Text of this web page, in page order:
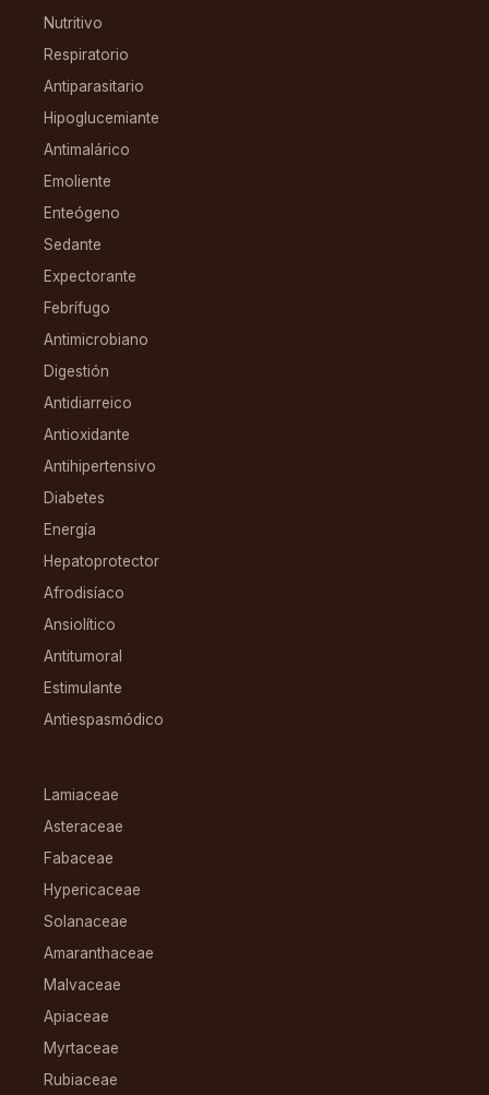
Nutritivo
Respiratorio
Antiparasitario
Hipoglucemiante
Antimalárico
Emoliente
Enteógeno
Sedante
Expectorante
Febrífugo
Antimicrobiano
Digestión
Antidiarreico
Antioxidante
Antihipertensivo
Diabetes
Energía
Hepatoprotector
Afrodisíaco
Ansiolítico
Antitumoral
Estimulante
Antiespasmódico
Lamiaceae
Asteraceae
Fabaceae
Hypericaceae
Solanaceae
Amaranthaceae
Malvaceae
Apiaceae
Myrtaceae
Rubiaceae